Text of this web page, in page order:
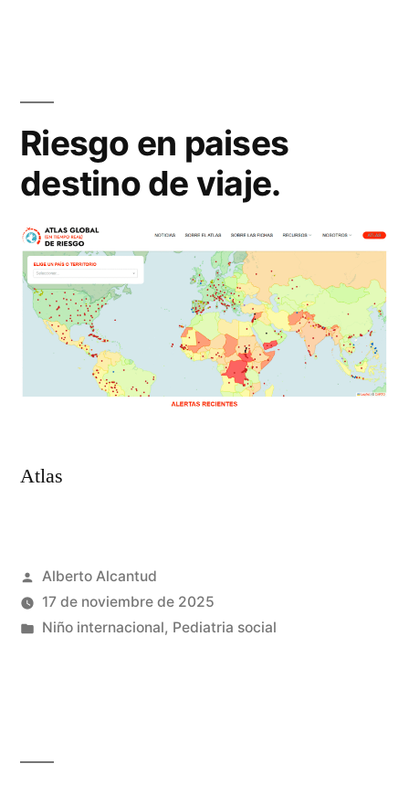
Riesgo en paises
destino de viaje.
Atlas
Publicado
por
Alberto Alcantud
17 de noviembre de 2025
Publicado
Niño internacional, Pediatria social